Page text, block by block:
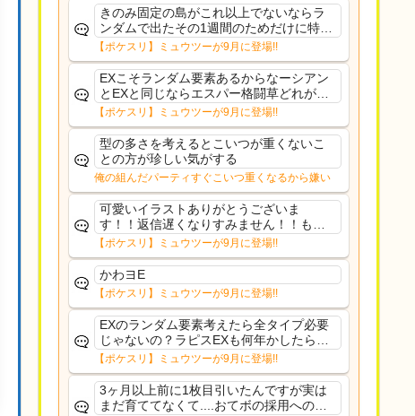
きのみ固定の島がこれ以上でないならラ
ンダムで出たその1週間のためだけに特定
のタイプにリソース割くのなんだかむな
しい気がするわ出番がないってわけじゃ
ないから無駄ではないんだけど
【ポケスリ】ミュウツーが9月に登場!!
EXこそランダム要素あるからなーシアン
とEXと同じならエスパー格闘草どれが事
前に来るか分からんから、積む必要があ
るミュウツーは使いにくくね？って思っ
た
【ポケスリ】ミュウツーが9月に登場!!
型の多さを考えるとこいつが重くないこ
との方が珍しい気がする
俺の組んだパーティすぐこいつ重くなるから嫌い
可愛いイラストありがとうございま
す！！返信遅くなりすみません！！もう
少ししたら通常再開できます！
【ポケスリ】ミュウツーが9月に登場!!
かわヨE
【ポケスリ】ミュウツーが9月に登場!!
EXのランダム要素考えたら全タイプ必要
じゃないの？ラピスEXも何年かしたら来
るだろうし後から厳選したい育てたいっ
て思ってもどうにもならないのがこのゲ
ームだしな
【ポケスリ】ミュウツーが9月に登場!!
3ヶ月以上前に1枚目引いたんですが実は
まだ育ててなくて....おてボの採用への影